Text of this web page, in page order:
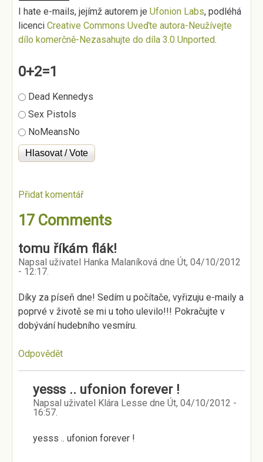
I hate e-mails, jejímž autorem je Ufonion Labs, podléhá
licenci Creative Commons Uveďte autora-Neužívejte
dílo komerčně-Nezasahujte do díla 3.0 Unported.
0+2=1
Možnosti výběru
Dead Kennedys
Sex Pistols
NoMeansNo
Přidat komentář
17 Comments
tomu říkám flák!
Napsal uživatel Hanka Malaníková dne Út, 04/10/2012
- 12:17.
Díky za píseň dne! Sedím u počítače, vyřizuju e-maily a
poprvé v životě se mi u toho ulevilo!!! Pokračujte v
dobývání hudebního vesmíru.
Odpovědět
yesss .. ufonion forever !
Napsal uživatel Klára Lesse dne Út, 04/10/2012 -
16:57.
yesss .. ufonion forever !